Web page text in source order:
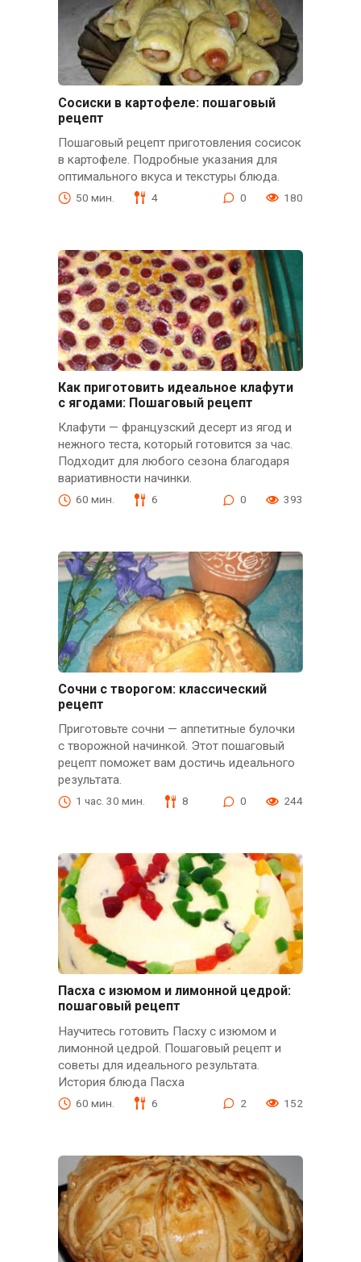
Сосиски в картофеле: пошаговый
рецепт
Пошаговый рецепт приготовления сосисок
в картофеле. Подробные указания для
оптимального вкуса и текстуры блюда.
50 мин. 4 0 180
Как приготовить идеальное клафути
с ягодами: Пошаговый рецепт
Клафути — французский десерт из ягод и
нежного теста, который готовится за час.
Подходит для любого сезона благодаря
вариативности начинки.
60 мин. 6 0 393
Сочни с творогом: классический
рецепт
Приготовьте сочни — аппетитные булочки
с творожной начинкой. Этот пошаговый
рецепт поможет вам достичь идеального
результата.
1 час. 30 мин. 8 0 244
Пасха с изюмом и лимонной цедрой:
пошаговый рецепт
Научитесь готовить Пасху с изюмом и
лимонной цедрой. Пошаговый рецепт и
советы для идеального результата.
История блюда Пасха
60 мин. 6 2 152